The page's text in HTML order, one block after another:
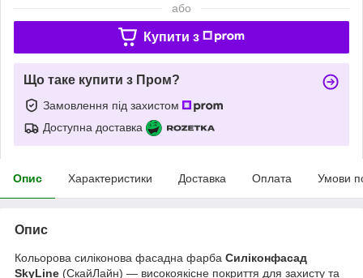
або
Купити з
Що таке купити з Пром?
Замовлення під захистом
Доступна доставка
Опис Характеристики Доставка Оплата Умови
Опис
Кольорова силіконова фасадна фарба Силіконфасад
SkyLine (СкайЛайн) — високоякісне покриття для захисту та